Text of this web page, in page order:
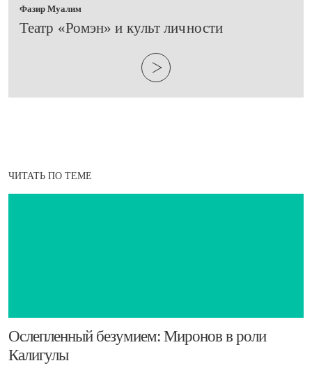
Фазир Муалим
​Театр «Ромэн» и культ личности
ЧИТАТЬ ПО ТЕМЕ
​Ослепленный безумием: Миронов в роли
Калигулы